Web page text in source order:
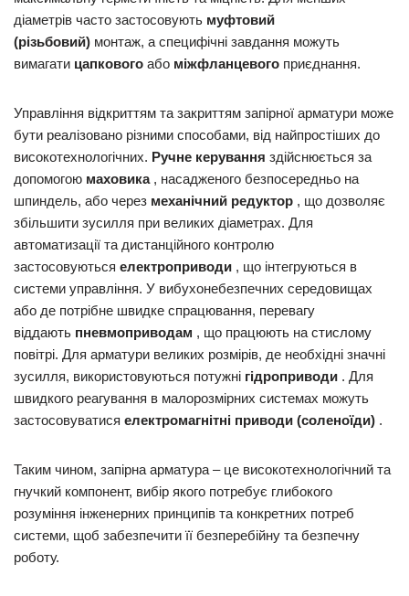
діаметрів часто застосовують муфтовий
(різьбовий) монтаж, а специфічні завдання можуть
вимагати цапкового або міжфланцевого приєднання.
Управління відкриттям та закриттям запірної арматури може
бути реалізовано різними способами, від найпростіших до
високотехнологічних. Ручне керування здійснюється за
допомогою маховика, насадженого безпосередньо на
шпиндель, або через механічний редуктор , що дозволяє
збільшити зусилля при великих діаметрах. Для
автоматизації та дистанційного контролю
застосовуються електроприводи , що інтегруються в
системи управління. У вибухонебезпечних середовищах
або де потрібне швидке спрацювання, перевагу
віддають пневмоприводам , що працюють на стислому
повітрі. Для арматури великих розмірів, де необхідні значні
зусилля, використовуються потужні гідроприводи . Для
швидкого реагування в малорозмірних системах можуть
застосовуватися електромагнітні приводи (соленоїди) .
Таким чином, запірна арматура – ​​це високотехнологічний та
гнучкий компонент, вибір якого потребує глибокого
розуміння інженерних принципів та конкретних потреб
системи, щоб забезпечити її безперебійну та безпечну
роботу.